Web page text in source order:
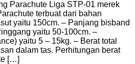
Parachute Liga STP-01 merek
terbuat dari bahan
yaitu 150cm. – Panjang bisband
yaitu 50-100cm. –
yaitu 5 – 15kg. – Berat total
dalam tas. Perhitungan berat
[…]